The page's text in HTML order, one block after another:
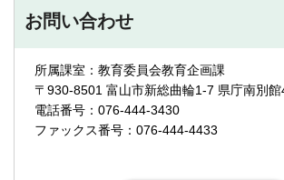
お問い合わせ
所属課室：教育委員会教育企画課
〒930-8501 富山市新総曲輪1-7 県庁南別館
電話番号：076-444-3430
ファックス番号：076-444-4433